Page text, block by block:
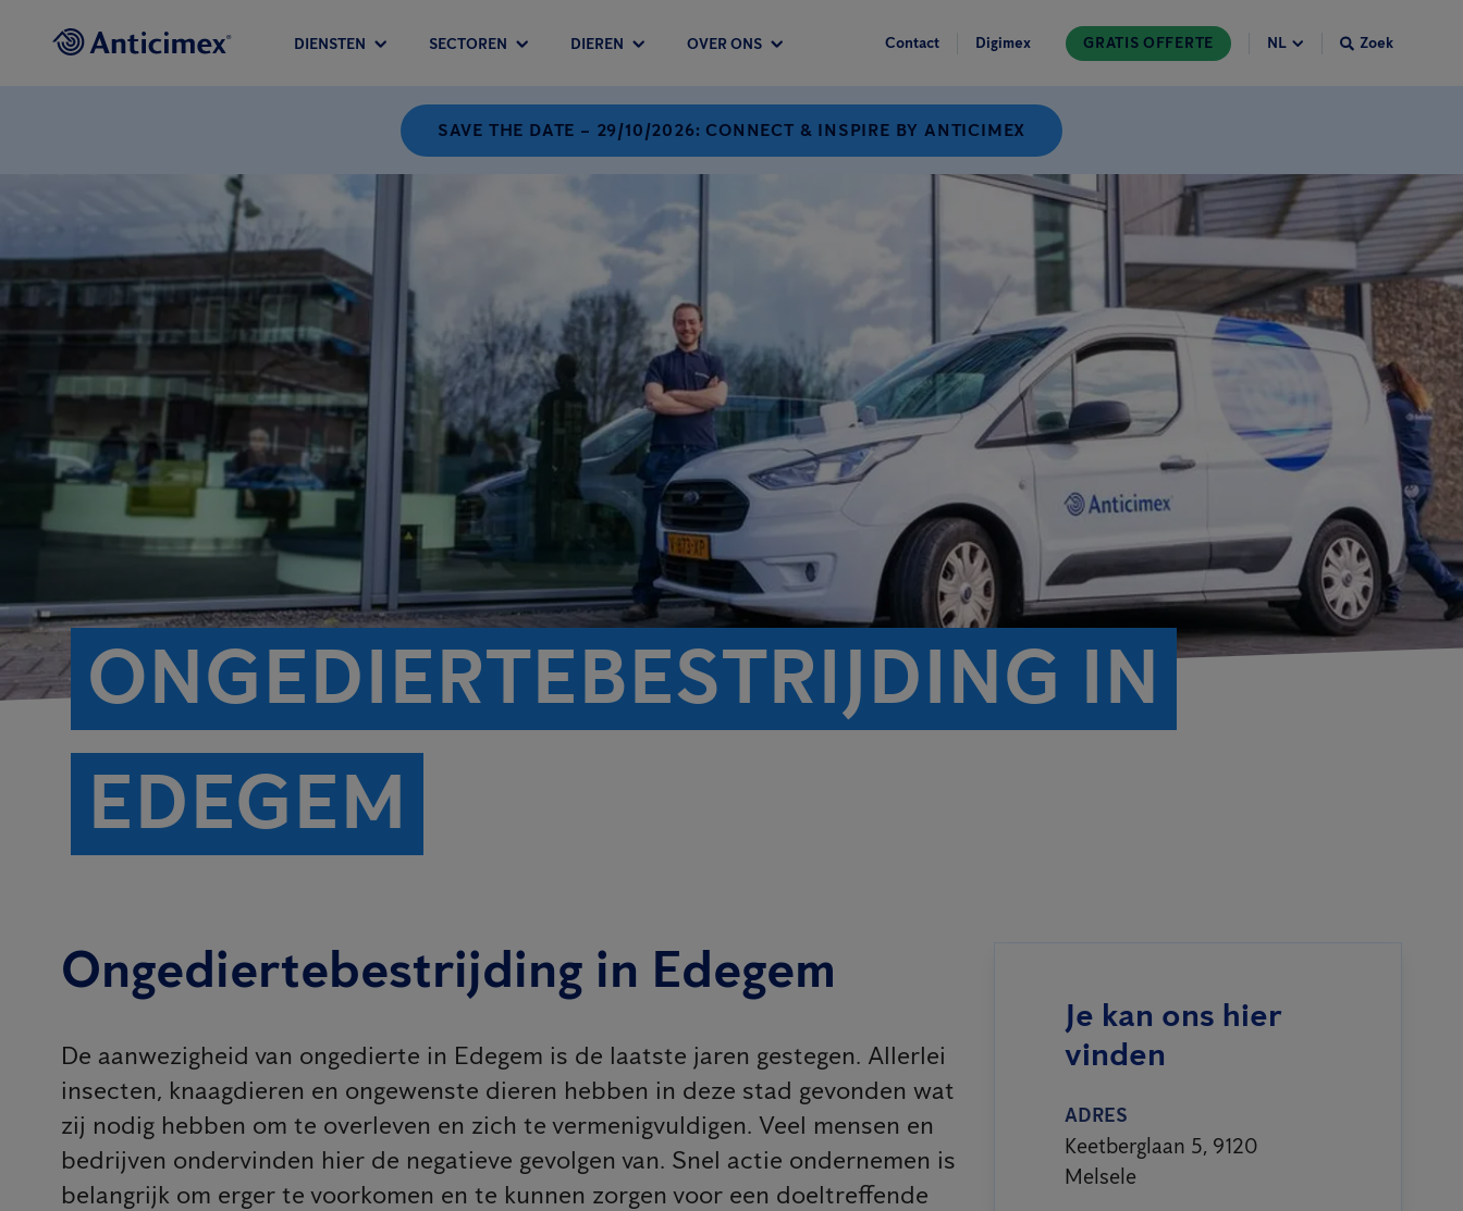
DIENSTEN SECTOREN DIEREN OVER ONS Contact Digimex GRATIS OFFERTE Zoek
SAVE THE DATE – 29/10/2026: CONNECT & INSPIRE BY ANTICIMEX
ONGEDIERTEBESTRIJDING IN
EDEGEM
Ongediertebestrijding in Edegem
De aanwezigheid van ongedierte in Edegem is de laatste jaren gestegen. Allerlei
insecten, knaagdieren en ongewenste dieren hebben in deze stad gevonden wat
zij nodig hebben om te overleven en zich te vermenigvuldigen. Veel mensen en
bedrijven ondervinden hier de negatieve gevolgen van. Snel actie ondernemen is
belangrijk om erger te voorkomen en te kunnen zorgen voor een doeltreffende
Je kan ons hier
vinden
ADRES
Keetberglaan 5, 9120
Melsele